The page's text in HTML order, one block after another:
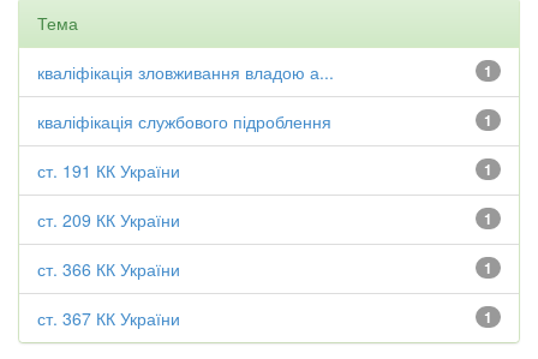
Тема
1
кваліфікація зловживання владою а...
1
кваліфікація службового підроблення
1
ст. 191 КК України
1
ст. 209 КК України
1
ст. 366 КК України
1
ст. 367 КК України